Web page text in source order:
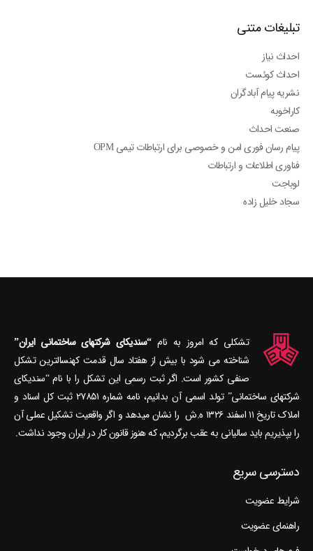
تبلیغات متنی
احداث نیاز
احداث کوئست
نشریه پیام آبادگران
کاراخوبه
صنعت احداث
پیام رسان فوری امن و خصوصی برای ارتباطات تیمی OPM
فناوری اطلاعات و ارتباطات
لوباجت
سجاد خلیل زاده
تشکلی که امروز به نام“سندیکای شرکتهای ساختمانی ایران”
شناخته می‎ شود با بیش از هفتاد سال قدمت کهنسال‎ترین تشکل
صنفی کشور است. اگر ثبت رسمی این تشکل را با نام “سندیکای
شرکتهای ساختمانی” تولد اسمی آن بدانیم، نامه شماره ۲۷۸۵۱ ثبت کل اسناد و
املاک تاریخ ۱۱ اسفند ۱۳۲۶ ه.ش را نشان می‎دهد و اگر واقعیت تشکیل عملی آن
را بپذیریم باید سالیانی به عقب برگردیم، که هنوز قانون کار در ایران وجود نداشت.
دسترسی سریع
شرایط عضویت
راهنمای عضویت